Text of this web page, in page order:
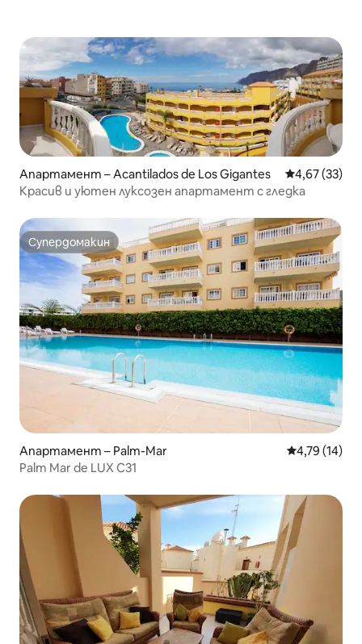
Апартамент – Acantilados de Los Gigantes Средна
4,67 (33)
Красив и уютен луксозен апартамент с гледка
Супердомакин
Супердомакин
Апартамент – Palm-Mar Средна
4,79 (14)
Palm Mar de LUX C31